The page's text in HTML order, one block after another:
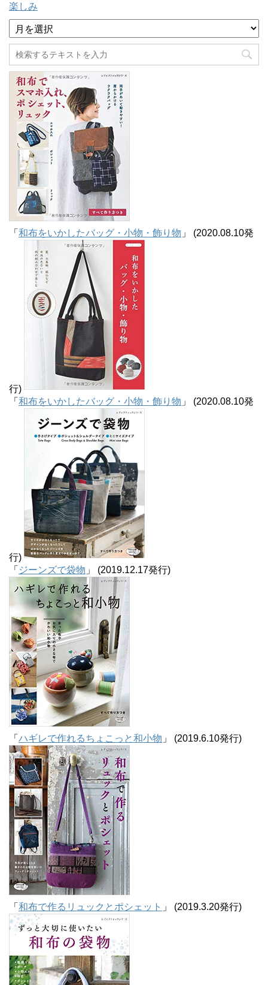
楽しみ
ア
ー
カ
イ
ブ
「 和布をいかしたバッグ・小物・飾り物 」 (2020.08.10発
行)
「 和布をいかしたバッグ・小物・飾り物 」 (2020.08.10発
行)
「 ジーンズで袋物 」 (2019.12.17発行)
「 ハギレで作れるちょこっと和小物 」 (2019.6.10発行)
「 和布で作るリュックとポシェット 」 (2019.3.20発行)